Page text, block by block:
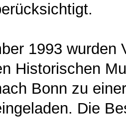
1993 wurden
Historischen
Bonn zu
Die